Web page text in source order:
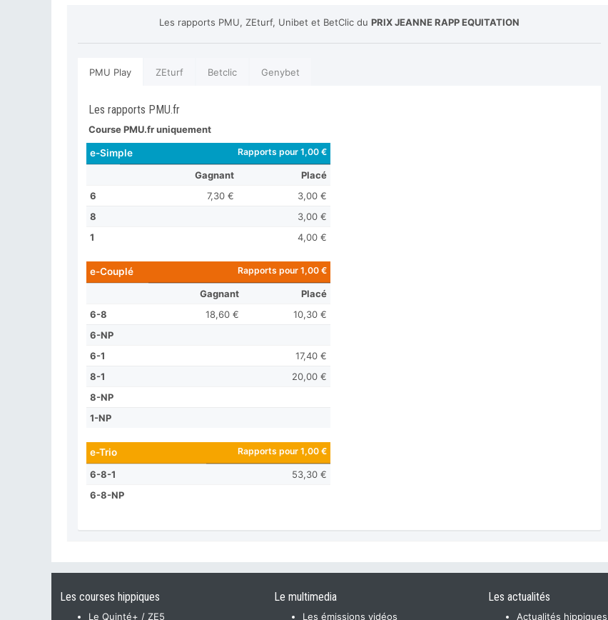
Les rapports PMU, ZEturf, Unibet et BetClic du PRIX JEANNE RAPP EQUITATION
PMU Play ZEturf Betclic Genybet
Les rapports PMU.fr
Course PMU.fr uniquement
e-Simple Rapports pour 1,00 €
Gagnant
Placé
6
7,30 €
3,00 €
8
3,00 €
1
4,00 €
e-Couplé Rapports pour 1,00 €
Gagnant
Placé
6-8
18,60 €
10,30 €
6-NP
6-1
17,40 €
8-1
20,00 €
8-NP
1-NP
e-Trio Rapports pour 1,00 €
6-8-1
53,30 €
6-8-NP
Les courses hippiques
Le Quinté+ / ZE5
Le multimedia
Les émissions vidéos
Les actualités
Actualités hippiques